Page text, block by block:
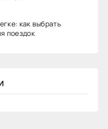
как выбрать
поездок